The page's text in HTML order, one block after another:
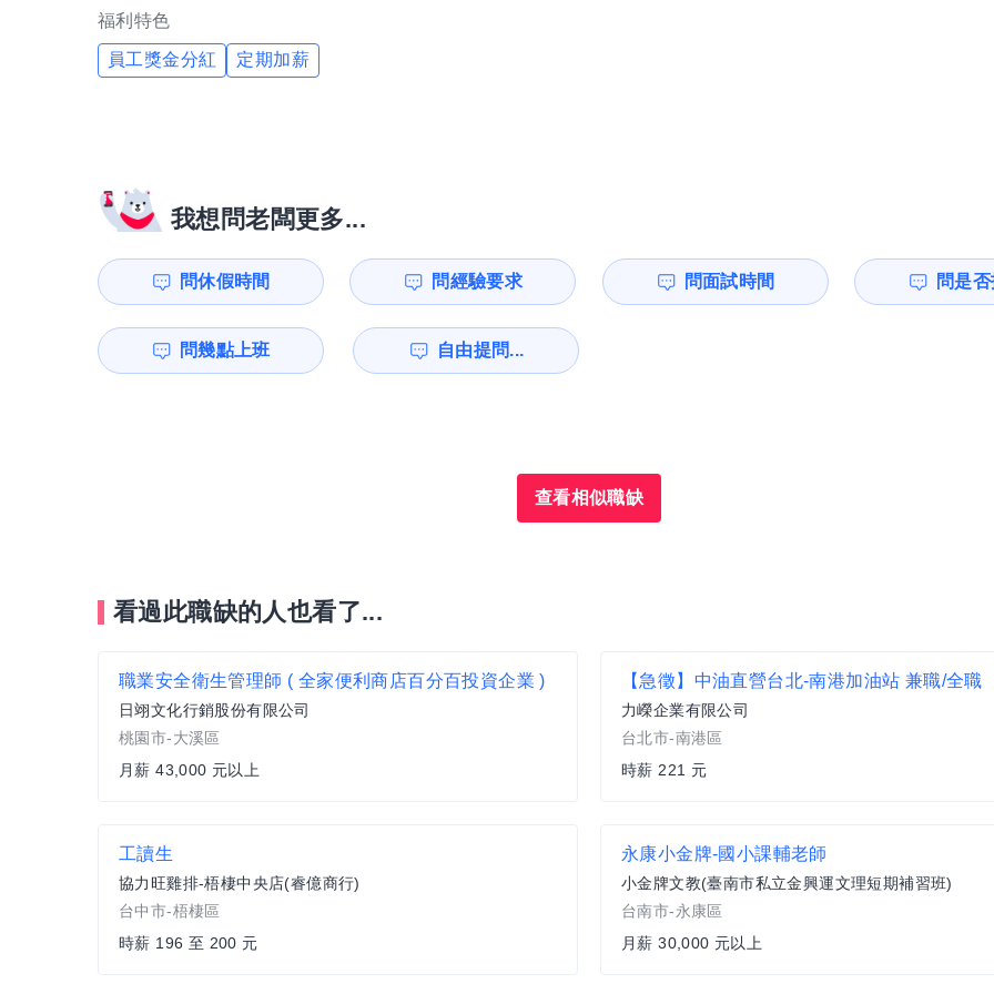
福利特色
員工獎金分紅 定期加薪
我想問老闆更多...
問休假時間 問經驗要求 問面試時間 問是
問幾點上班 自由提問...
查看相似職缺
看過此職缺的人也看了...
職業安全衛生管理師 ( 全家便利商店百分百投資企業 )
日翊文化行銷股份有限公司
桃園市-大溪區
月薪 43,000 元以上
【急徵】中油直營台北-南港加油站 兼職/全職
力嶸企業有限公司
台北市-南港區
時薪 221 元
工讀生
協力旺雞排-梧棲中央店(睿億商行)
台中市-梧棲區
時薪 196 至 200 元
永康小金牌-國小課輔老師
小金牌文教(臺南市私立金興運文理短期補習班)
台南市-永康區
月薪 30,000 元以上